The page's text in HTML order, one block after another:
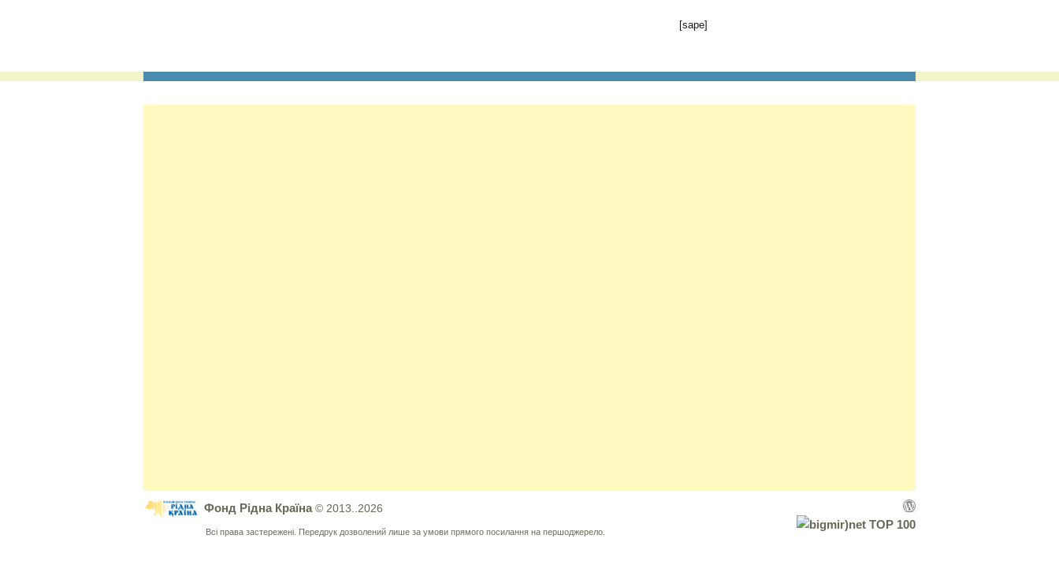
[sape]
Фонд Рідна Країна© 2013..2026
Всі права застережені. Передрук дозволений лише за умови прямого посилання на першоджерело.